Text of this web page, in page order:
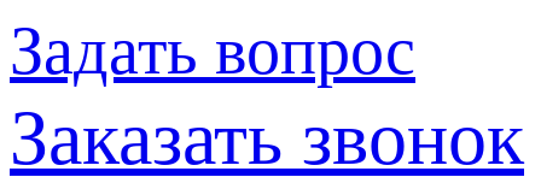
Задать вопрос
Заказать звонок